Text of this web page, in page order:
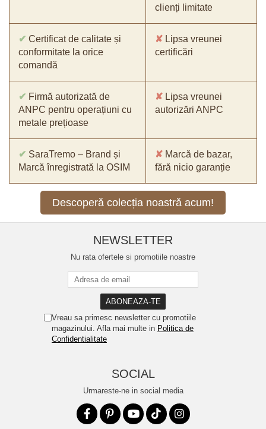
clienți limitate
✔ Certificat de calitate și
conformitate la orice
comandă
✘ Lipsa vreunei
certificări
✔ Firmă autorizată de
ANPC pentru operațiuni cu
metale prețioase
✘ Lipsa vreunei
autorizări ANPC
✔ SaraTremo – Brand și
Marcă înregistrată la OSIM
✘ Marcă de bazar,
fără nicio garanție
Descoperă colecția noastră acum!
NEWSLETTER
Nu rata ofertele si promotiile noastre
Vreau sa primesc newsletter cu promotiile
magazinului. Afla mai multe in Politica de
Confidentialitate
SOCIAL
Urmareste-ne in social media